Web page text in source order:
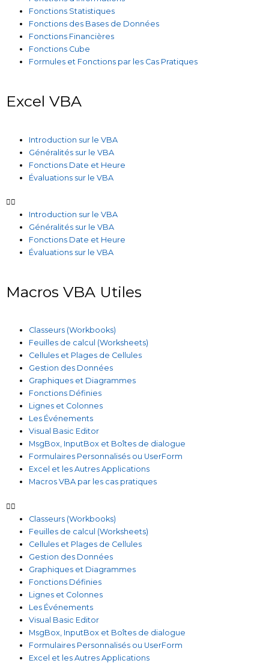
Fonctions Statistiques
Fonctions des Bases de Données
Fonctions Financières
Fonctions Cube
Formules et Fonctions par les Cas Pratiques
Excel VBA
Introduction sur le VBA
Généralités sur le VBA
Fonctions Date et Heure
Évaluations sur le VBA
Introduction sur le VBA
Généralités sur le VBA
Fonctions Date et Heure
Évaluations sur le VBA
Macros VBA Utiles
Classeurs (Workbooks)
Feuilles de calcul (Worksheets)
Cellules et Plages de Cellules
Gestion des Données
Graphiques et Diagrammes
Fonctions Définies
Lignes et Colonnes
Les Événements
Visual Basic Editor
MsgBox, InputBox et Boîtes de dialogue
Formulaires Personnalisés ou UserForm
Excel et les Autres Applications
Macros VBA par les cas pratiques
Classeurs (Workbooks)
Feuilles de calcul (Worksheets)
Cellules et Plages de Cellules
Gestion des Données
Graphiques et Diagrammes
Fonctions Définies
Lignes et Colonnes
Les Événements
Visual Basic Editor
MsgBox, InputBox et Boîtes de dialogue
Formulaires Personnalisés ou UserForm
Excel et les Autres Applications